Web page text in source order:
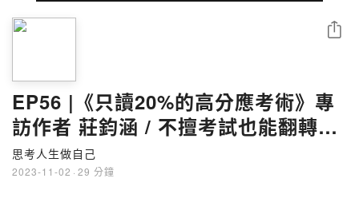
EP56 |《只讀20%的高分應考術》專
訪作者 莊鈞涵 / 不擅考試也能翻轉局
勢
思考人生做自己
2023-11-02 · 29 分鐘
分享